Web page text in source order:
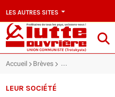
LES AUTRES SITES
Accueil Brèves Armement :
LEUR SOCIÉTÉ